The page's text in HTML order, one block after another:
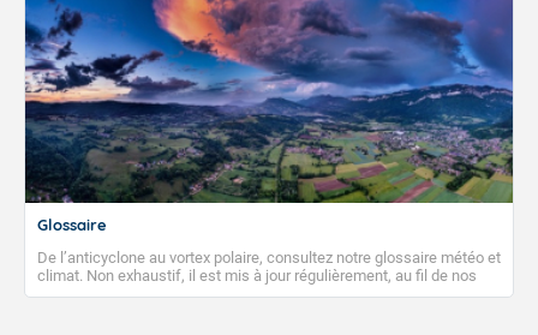
Glossaire
De l’anticyclone au vortex polaire, consultez notre glossaire météo et
climat. Non exhaustif, il est mis à jour régulièrement, au fil de nos
publications. Vous y trouverez également des liens utiles vers nos